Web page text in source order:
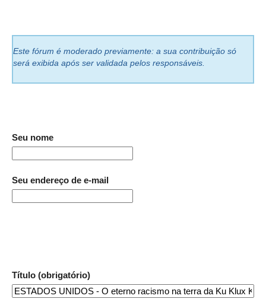
Este fórum é moderado previamente: a sua contribuição só
será exibida após ser validada pelos responsáveis.
Seu nome
Seu endereço de e-mail
Título (obrigatório)